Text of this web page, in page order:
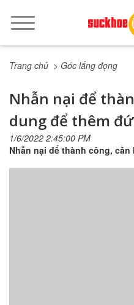
Trang chủ > Góc lắng đọng
Nhẫn nại để
dung để thêm
1/6/2022 2:45:00 PM
Nhẫn nại để thành công,